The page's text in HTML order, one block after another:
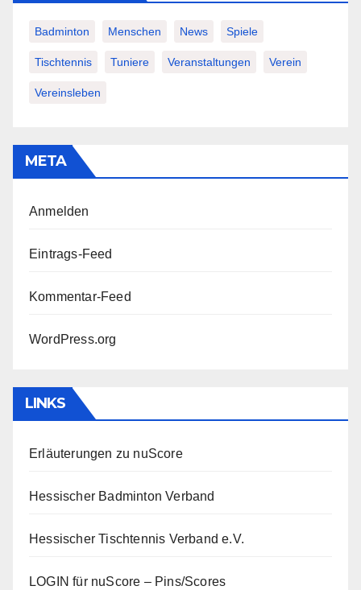
Badminton Menschen News Spiele
Tischtennis Tuniere Veranstaltungen Verein
Vereinsleben
META
Anmelden
Eintrags-Feed
Kommentar-Feed
WordPress.org
LINKS
Erläuterungen zu nuScore
Hessischer Badminton Verband
Hessischer Tischtennis Verband e.V.
LOGIN für nuScore – Pins/Scores